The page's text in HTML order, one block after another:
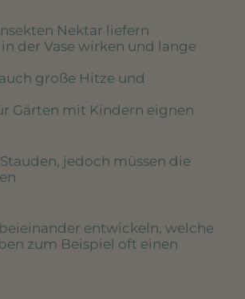
Nektar liefern
der Vase wirken und lange
große Hitze und
Gärten mit Kindern eignen
jedoch müssen die
entwickeln, welche
zum Beispiel oft einen